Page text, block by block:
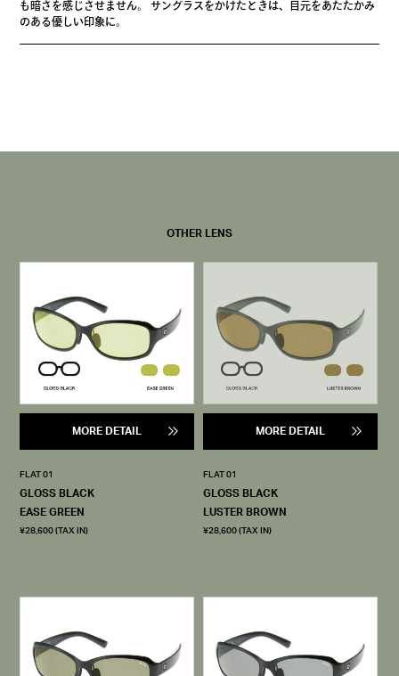
も暗さを感じさせません。 サングラスをかけたときは、目元をあたたかみ
のある優しい印象に。
OTHER LENS
MORE DETAIL
FLAT 01
GLOSS BLACK
EASE GREEN
¥28,600 (TAX IN)
MORE DETAIL
FLAT 01
GLOSS BLACK
LUSTER BROWN
¥28,600 (TAX IN)